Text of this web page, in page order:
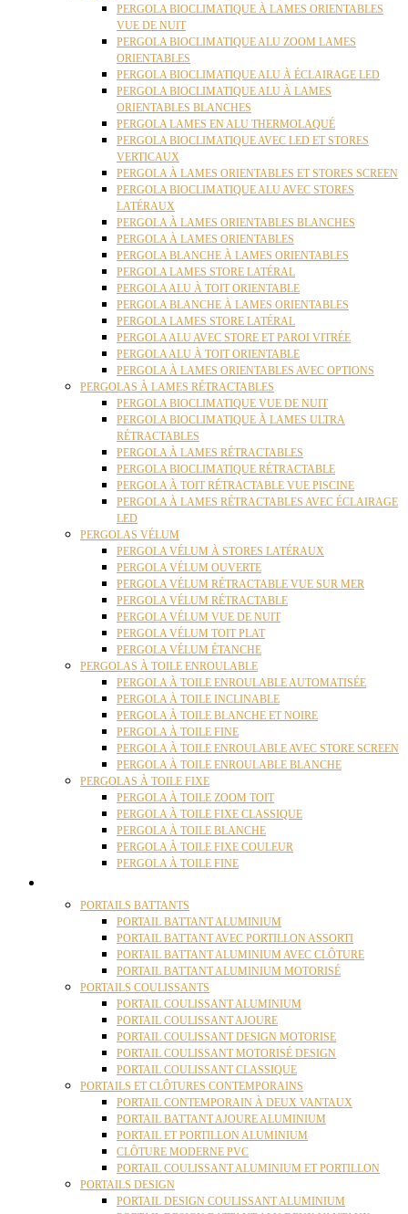
PERGOLA BIOCLIMATIQUE À LAMES ORIENTABLES
VUE DE NUIT
PERGOLA BIOCLIMATIQUE ALU ZOOM LAMES
ORIENTABLES
PERGOLA BIOCLIMATIQUE ALU À ÉCLAIRAGE LED
PERGOLA BIOCLIMATIQUE ALU À LAMES
ORIENTABLES BLANCHES
PERGOLA LAMES EN ALU THERMOLAQUÉ
PERGOLA BIOCLIMATIQUE AVEC LED ET STORES
VERTICAUX
PERGOLA À LAMES ORIENTABLES ET STORES SCREEN
PERGOLA BIOCLIMATIQUE ALU AVEC STORES
LATÉRAUX
PERGOLA À LAMES ORIENTABLES BLANCHES
PERGOLA À LAMES ORIENTABLES
PERGOLA BLANCHE À LAMES ORIENTABLES
PERGOLA LAMES STORE LATÉRAL
PERGOLA ALU À TOIT ORIENTABLE
PERGOLA BLANCHE À LAMES ORIENTABLES
PERGOLA LAMES STORE LATÉRAL
PERGOLA ALU AVEC STORE ET PAROI VITRÉE
PERGOLA ALU À TOIT ORIENTABLE
PERGOLA À LAMES ORIENTABLES AVEC OPTIONS
PERGOLAS À LAMES RÉTRACTABLES
PERGOLA BIOCLIMATIQUE VUE DE NUIT
PERGOLA BIOCLIMATIQUE À LAMES ULTRA
RÉTRACTABLES
PERGOLA À LAMES RÉTRACTABLES
PERGOLA BIOCLIMATIQUE RÉTRACTABLE
PERGOLA À TOIT RÉTRACTABLE VUE PISCINE
PERGOLA À LAMES RÉTRACTABLES AVEC ÉCLAIRAGE
LED
PERGOLAS VÉLUM
PERGOLA VÉLUM À STORES LATÉRAUX
PERGOLA VÉLUM OUVERTE
PERGOLA VÉLUM RÉTRACTABLE VUE SUR MER
PERGOLA VÉLUM RÉTRACTABLE
PERGOLA VÉLUM VUE DE NUIT
PERGOLA VÉLUM TOIT PLAT
PERGOLA VÉLUM ÉTANCHE
PERGOLAS À TOILE ENROULABLE
PERGOLA À TOILE ENROULABLE AUTOMATISÉE
PERGOLA À TOILE INCLINABLE
PERGOLA À TOILE BLANCHE ET NOIRE
PERGOLA À TOILE FINE
PERGOLA À TOILE ENROULABLE AVEC STORE SCREEN
PERGOLA À TOILE ENROULABLE BLANCHE
PERGOLAS À TOILE FIXE
PERGOLA À TOILE ZOOM TOIT
PERGOLA À TOILE FIXE CLASSIQUE
PERGOLA À TOILE BLANCHE
PERGOLA À TOILE FIXE COULEUR
PERGOLA À TOILE FINE
PORTAILS BATTANTS
PORTAIL BATTANT ALUMINIUM
PORTAIL BATTANT AVEC PORTILLON ASSORTI
PORTAIL BATTANT ALUMINIUM AVEC CLÔTURE
PORTAIL BATTANT ALUMINIUM MOTORISÉ
PORTAILS COULISSANTS
PORTAIL COULISSANT ALUMINIUM
PORTAIL COULISSANT AJOURE
PORTAIL COULISSANT DESIGN MOTORISE
PORTAIL COULISSANT MOTORISÉ DESIGN
PORTAIL COULISSANT CLASSIQUE
PORTAILS ET CLÔTURES CONTEMPORAINS
PORTAIL CONTEMPORAIN À DEUX VANTAUX
PORTAIL BATTANT AJOURE ALUMINIUM
PORTAIL ET PORTILLON ALUMINIUM
CLÔTURE MODERNE PVC
PORTAIL COULISSANT ALUMINIUM ET PORTILLON
PORTAILS DESIGN
PORTAIL DESIGN COULISSANT ALUMINIUM